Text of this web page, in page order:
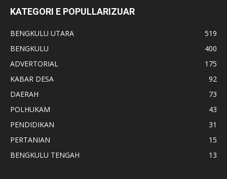
KATEGORI E POPULLARIZUAR
BENGKULU UTARA
519
BENGKULU
400
ADVERTORIAL
175
KABAR DESA
92
DAERAH
73
POLHUKAM
43
PENDIDIKAN
31
PERTANIAN
15
BENGKULU TENGAH
13